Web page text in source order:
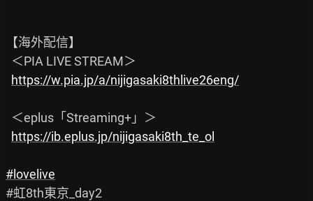
【海外配信】
https://w.pia.jp/a/nijigasaki8thlive26eng/
https://ib.eplus.jp/nijigasaki8th_te_ol
#lovelive
#虹8th東京_day2